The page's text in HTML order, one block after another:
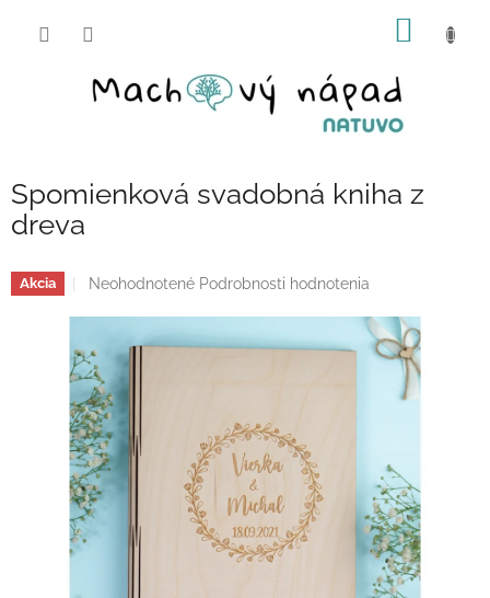
Spomienková svadobná kniha z
dreva
Akcia
Priemerné
0,0
z
5
hviezdičiek.
Neohodnotené Podrobnosti hodnotenia